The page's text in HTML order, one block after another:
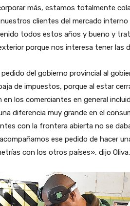
más, estamos totalmente
clientes del mercado interno
todos estos años y bueno y
porque nos interesa tener las
del gobierno provincial al
de impuestos, porque al estar
los comerciantes en general
diferencia muy grande en el
con la frontera abierta no se
ese pedido de hacer
con los otros países», dijo Oliva.